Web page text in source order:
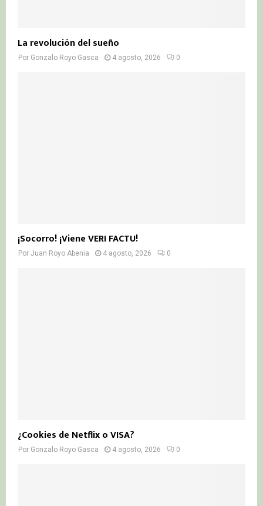
La revolución del sueño
Por Gonzalo Royo Gasca 4 agosto, 2026 0
¡Socorro! ¡Viene VERI FACTU!
Por Juan Royo Abenia 4 agosto, 2026 0
¿Cookies de Netflix o VISA?
Por Gonzalo Royo Gasca 4 agosto, 2026 0